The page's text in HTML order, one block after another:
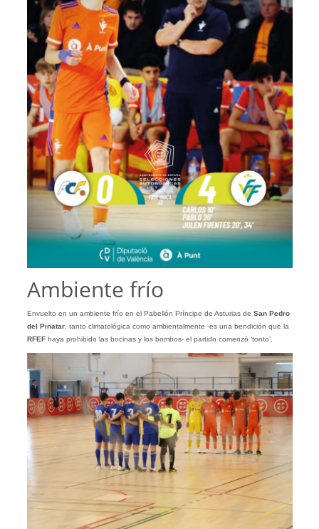
Ambiente frío
Envuelto en un ambiente frío en el Pabellón Príncipe de Asturias de San Pedro
del Pinatar, tanto climatológica como ambientalmente -es una bendición que la
RFEFhaya prohibido las bocinas y los bombos- el partido comenzó ‘tonto’.